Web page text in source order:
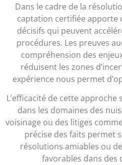
Dans le cadre de la
captation certifiée apporte
décisifs qui peuvent
procédures. Les preuves
compréhension des
réduisent les zones
expérience nous permet
L’efficacité de cette
dans les domaines des
voisinage ou des litiges
précise des faits permet
résolutions amiables ou
favorables dans des